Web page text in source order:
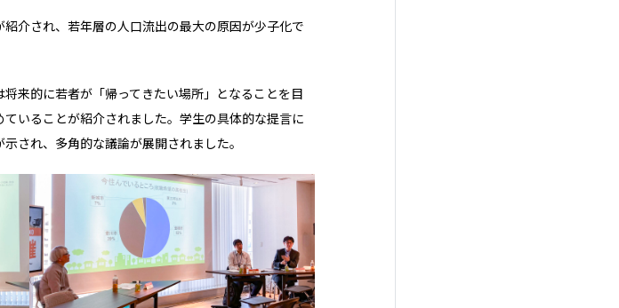
介され、若年層の人口流出の最大の原因が少子化で
来的に若者が「帰ってきたい場所」となることを目
いることが紹介されました。学生の具体的な提言に
され、多角的な議論が展開されました。